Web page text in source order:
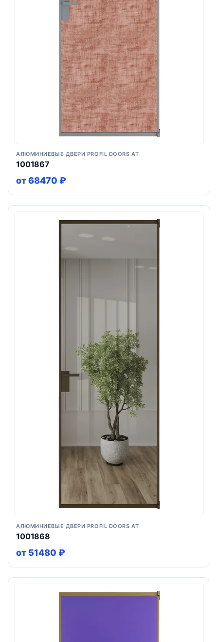
АЛЮМИНИЕВЫЕ ДВЕРИ PROFIL DOORS AT
1001867
от 68470 ₽
АЛЮМИНИЕВЫЕ ДВЕРИ PROFIL DOORS AT
1001868
от 51480 ₽